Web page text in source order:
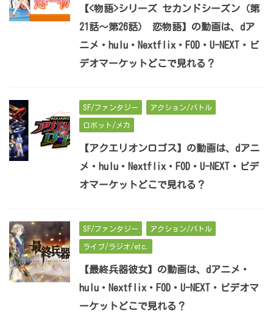
【<物語>シリーズ セカンドシーズン（第
21話～第26話） 恋物語】の動画は、dア
ニメ・hulu・Nextflix・FOD・U-NEXT・ビ
デオマーケットどこで見れる？
SF/ファンタジー アクション/バトル
ロボット/メカ
【アクエリオンロゴス】の動画は、dアニ
メ・hulu・Nextflix・FOD・U-NEXT・ビデ
オマーケットどこで見れる？
SF/ファンタジー アクション/バトル
ライブ/ラジオ/etc.
【最終兵器彼女】の動画は、dアニメ・
hulu・Nextflix・FOD・U-NEXT・ビデオマ
ーケットどこで見れる？